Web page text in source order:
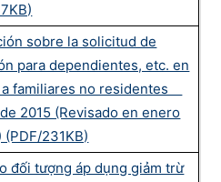
sobre la solicitud de
para dependientes, etc. en
familiares no residentes
2015 (Revisado en enero
(PDF/231KB)
đối tượng áp dụng giảm trừ